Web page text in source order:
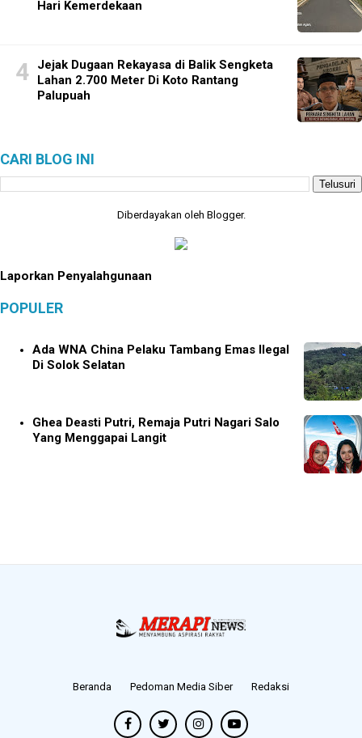
Hari Kemerdekaan
Jejak Dugaan Rekayasa di Balik Sengketa
Lahan 2.700 Meter Di Koto Rantang
Palupuah
CARI BLOG INI
Diberdayakan oleh Blogger.
Laporkan Penyalahgunaan
POPULER
Ada WNA China Pelaku Tambang Emas Ilegal
Di Solok Selatan
Ghea Deasti Putri, Remaja Putri Nagari Salo
Yang Menggapai Langit
Beranda Pedoman Media Siber Redaksi